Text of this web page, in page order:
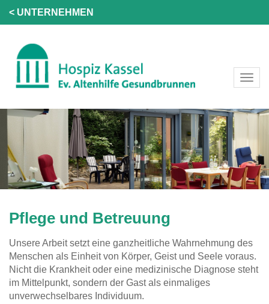
< UNTERNEHMEN
Pflege und Betreuung
Unsere Arbeit setzt eine ganzheitliche Wahrnehmung des
Menschen als Einheit von Körper, Geist und Seele voraus.
Nicht die Krankheit oder eine medizinische Diagnose steht
im Mittelpunkt, sondern der Gast als einmaliges
unverwechselbares Individuum.